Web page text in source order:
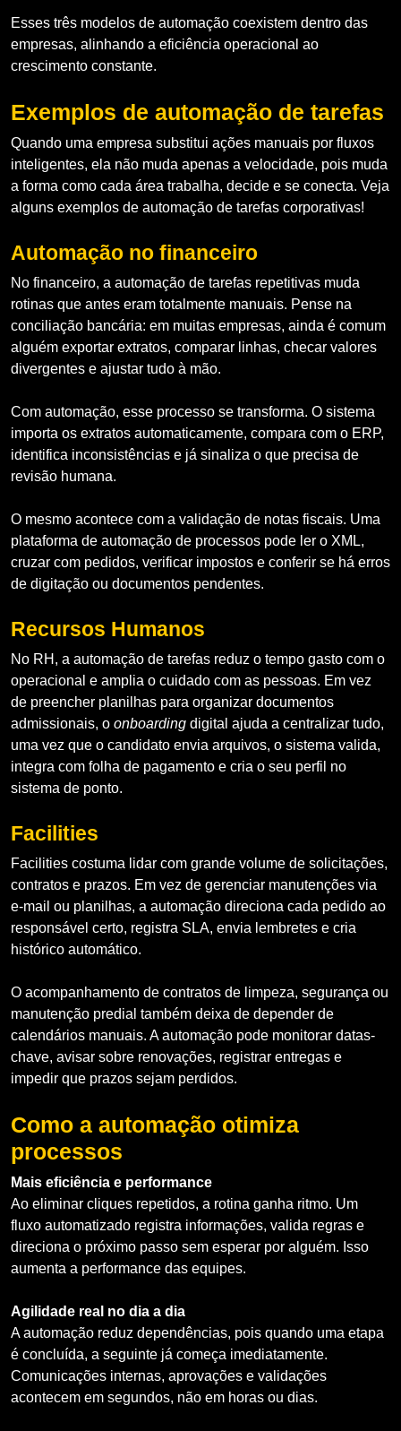
Esses três modelos de automação coexistem dentro das
empresas, alinhando a eficiência operacional ao
crescimento constante.
Exemplos de automação de tarefas
Quando uma empresa substitui ações manuais por fluxos
inteligentes, ela não muda apenas a velocidade, pois muda
a forma como cada área trabalha, decide e se conecta. Veja
alguns exemplos de automação de tarefas corporativas!
Automação no financeiro
No financeiro, a automação de tarefas repetitivas muda
rotinas que antes eram totalmente manuais. Pense na
conciliação bancária: em muitas empresas, ainda é comum
alguém exportar extratos, comparar linhas, checar valores
divergentes e ajustar tudo à mão.
Com automação, esse processo se transforma. O sistema
importa os extratos automaticamente, compara com o ERP,
identifica inconsistências e já sinaliza o que precisa de
revisão humana.
O mesmo acontece com a validação de notas fiscais. Uma
plataforma de automação de processos pode ler o XML,
cruzar com pedidos, verificar impostos e conferir se há erros
de digitação ou documentos pendentes.
Recursos Humanos
No RH, a automação de tarefas reduz o tempo gasto com o
operacional e amplia o cuidado com as pessoas. Em vez
de preencher planilhas para organizar documentos
admissionais, o onboarding digital ajuda a centralizar tudo,
uma vez que o candidato envia arquivos, o sistema valida,
integra com folha de pagamento e cria o seu perfil no
sistema de ponto.
Facilities
Facilities costuma lidar com grande volume de solicitações,
contratos e prazos. Em vez de gerenciar manutenções via
e-mail ou planilhas, a automação direciona cada pedido ao
responsável certo, registra SLA, envia lembretes e cria
histórico automático.
O acompanhamento de contratos de limpeza, segurança ou
manutenção predial também deixa de depender de
calendários manuais. A automação pode monitorar datas-
chave, avisar sobre renovações, registrar entregas e
impedir que prazos sejam perdidos.
Como a automação otimiza
processos
Mais eficiência e performance
Ao eliminar cliques repetidos, a rotina ganha ritmo. Um
fluxo automatizado registra informações, valida regras e
direciona o próximo passo sem esperar por alguém. Isso
aumenta a performance das equipes.
Agilidade real no dia a dia
A automação reduz dependências, pois quando uma etapa
é concluída, a seguinte já começa imediatamente.
Comunicações internas, aprovações e validações
acontecem em segundos, não em horas ou dias.